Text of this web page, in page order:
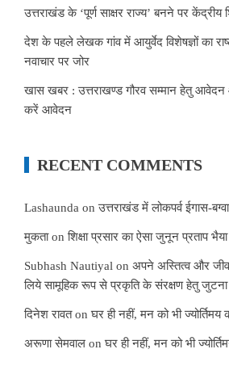
उत्तराखंड के ‘पूर्ण साक्षर राज्य’ बनने पर केंद्रीय
देश के पहले लेखक गांव में आयुर्वेद विशेषज्ञों का
नवाचार पर जोर
खास खबर : उत्तराखण्ड गौरव सम्मान हेतु
करें आवेदन
RECENT COMMENTS
Lashaunda onउत्तराखंड में लोकपर्व ईगास-
मुकताonशिक्षा प्रसार का ऐसा जुनून प्रताप
Subhash Nautiyal on अपने अस्तित्व और
लिये सामूहिक रूप से प्रकृति के संरक्षण हेतु जुटना
दिनेश रावतonघर ही नहीं, मन को भी ज्योर्तिमय
अरूणा सेमवाल onघर ही नहीं, मन को भी